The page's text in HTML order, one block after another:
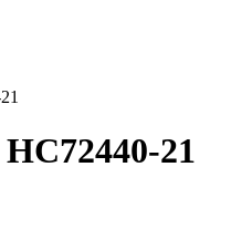
21